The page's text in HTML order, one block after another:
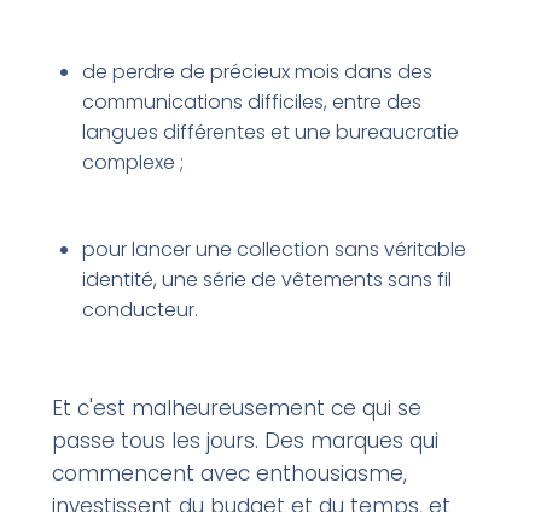
de perdre de précieux mois dans des
communications difficiles, entre des
langues différentes et une bureaucratie
complexe ;
pour lancer une collection sans véritable
identité, une série de vêtements sans fil
conducteur.
Et c'est malheureusement ce qui se
passe tous les jours. Des marques qui
commencent avec enthousiasme,
investissent du budget et du temps, et